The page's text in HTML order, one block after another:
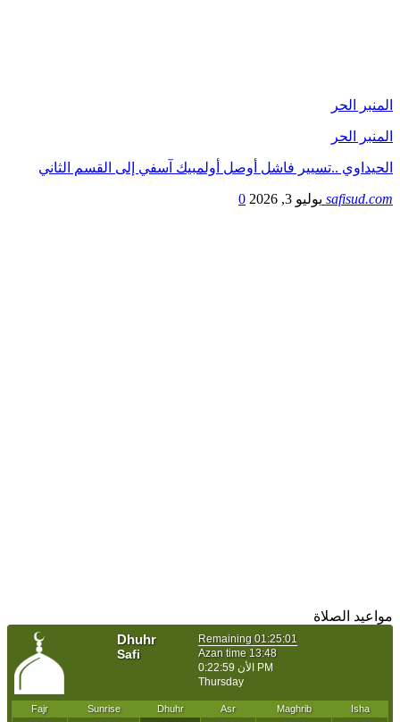
المنبر الحر
المنبر الحر
الحيداوي ..تسيير فاشل أوصل أولمبيك آسفي إلى القسم الثاني
safisud.com يوليو 3, 2026 0
مواعيد الصلاة